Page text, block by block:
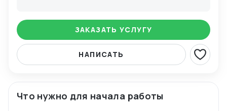
ЗАКАЗАТЬ УСЛУГУ
НАПИСАТЬ
Что нужно для начала работы